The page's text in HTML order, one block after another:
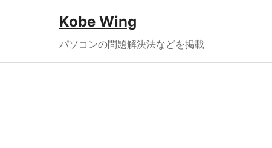
Kobe Wing
パソコンの問題解決法などを掲載